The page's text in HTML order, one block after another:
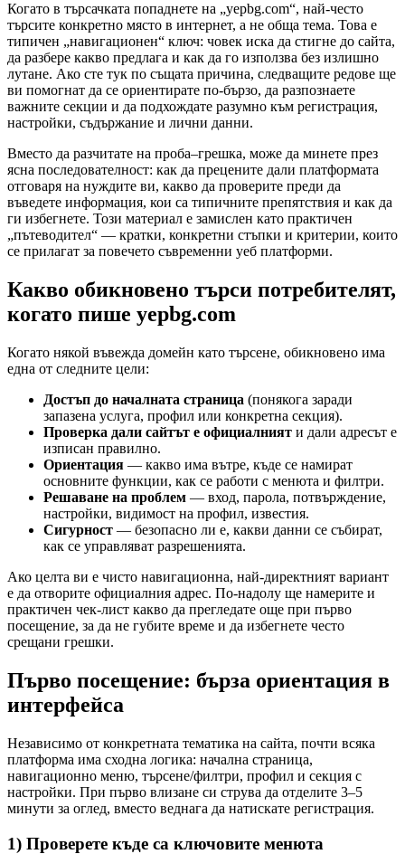
Когато в търсачката попаднете на „yepbg.com“, най-често
търсите конкретно място в интернет, а не обща тема. Това е
типичен „навигационен“ ключ: човек иска да стигне до сайта,
да разбере какво предлага и как да го използва без излишно
лутане. Ако сте тук по същата причина, следващите редове ще
ви помогнат да се ориентирате по-бързо, да разпознаете
важните секции и да подхождате разумно към регистрация,
настройки, съдържание и лични данни.
Вместо да разчитате на проба–грешка, може да минете през
ясна последователност: как да прецените дали платформата
отговаря на нуждите ви, какво да проверите преди да
въведете информация, кои са типичните препятствия и как да
ги избегнете. Този материал е замислен като практичен
„пътеводител“ — кратки, конкретни стъпки и критерии, които
се прилагат за повечето съвременни уеб платформи.
Какво обикновено търси потребителят,
когато пише yepbg.com
Когато някой въвежда домейн като търсене, обикновено има
една от следните цели:
Достъп до началната страница (понякога заради
запазена услуга, профил или конкретна секция).
Проверка дали сайтът е официалният и дали адресът е
изписан правилно.
Ориентация — какво има вътре, къде се намират
основните функции, как се работи с менюта и филтри.
Решаване на проблем — вход, парола, потвърждение,
настройки, видимост на профил, известия.
Сигурност — безопасно ли е, какви данни се събират,
как се управляват разрешенията.
Ако целта ви е чисто навигационна, най-директният вариант
е да отворите официалния адрес. По-надолу ще намерите и
практичен чек-лист какво да прегледате още при първо
посещение, за да не губите време и да избегнете често
срещани грешки.
Първо посещение: бърза ориентация в
интерфейса
Независимо от конкретната тематика на сайта, почти всяка
платформа има сходна логика: начална страница,
навигационно меню, търсене/филтри, профил и секция с
настройки. При първо влизане си струва да отделите 3–5
минути за оглед, вместо веднага да натискате регистрация.
1) Проверете къде са ключовите менюта